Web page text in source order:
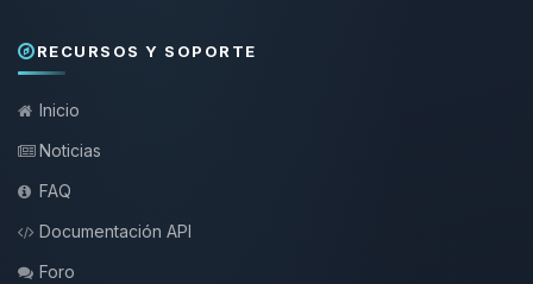
RECURSOS Y SOPORTE
Inicio
Noticias
FAQ
Documentación API
Foro